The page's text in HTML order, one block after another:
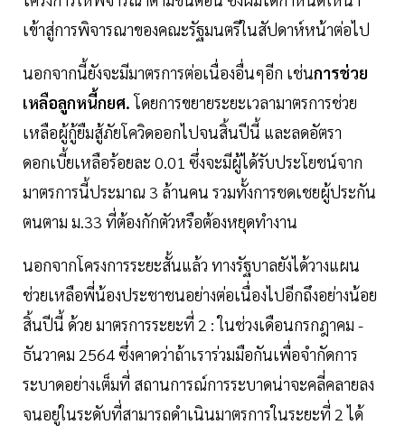
เข้าสู่การพิจารณาของคณะรัฐมนตรีในสัปดาห์หน้าต่อไป
นอกจากนี้ยังจะมีมาตรการต่อเนื่องอื่นๆอีก เช่นการช่วย
เหลือลูกหนี้กยศ.โดยการขยายระยะเวลามาตรการช่วย
เหลือผู้กู้ยืมสู้ภัยโควิดออกไปจนสิ้นปีนี้ และลดอัตรา
ดอกเบี้ยเหลือร้อยละ 0.01 ซึ่งจะมีผู้ได้รับประโยชน์จาก
มาตรการนี้ประมาณ 3 ล้านคน รวมทั้งการชดเชยผู้ประกัน
ตนตาม ม.33 ที่ต้องกักตัวหรือต้องหยุดทำงาน
นอกจากโครงการระยะสั้นแล้ว ทางรัฐบาลยังได้วางแผน
ช่วยเหลือพี่น้องประชาชนอย่างต่อเนื่องไปอีกถึงอย่างน้อย
สิ้นปีนี้ ด้วย มาตรการระยะที่ 2 : ในช่วงเดือนกรกฎาคม -
ธันวาคม 2564 ซึ่งคาดว่าถ้าเราร่วมมือกันเพื่อจำกัดการ
ระบาดอย่างเต็มที่ สถานการณ์การระบาดน่าจะคลี่คลายลง
จนอยู่ในระดับที่สามารถดำเนินมาตรการในระยะที่ 2 ได้